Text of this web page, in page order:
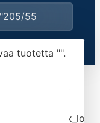
tuotetta "".